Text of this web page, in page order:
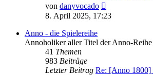
von danyvocado
Beitrag
8. April 2025, 17:23
Anno - die Spielereihe
Annoholiker aller Titel der Anno-
41 Themen
983 Beiträge
Letzter Beitrag Re: [Anno